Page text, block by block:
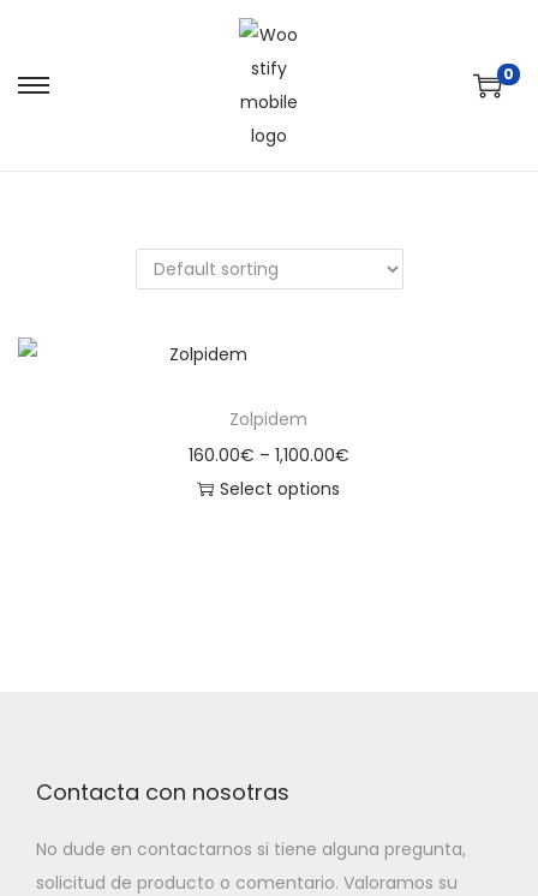
0
Zolpidem
160.00€ – 1,100.00€
Select options
Contacta con nosotras
No dude en contactarnos si tiene alguna pregunta,
solicitud de producto o comentario. Valoramos su